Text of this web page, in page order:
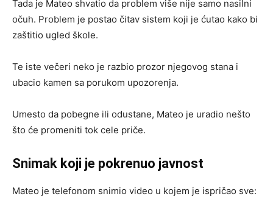
Tada je Mateo shvatio da problem više nije samo nasilni
očuh. Problem je postao čitav sistem koji je ćutao kako bi
zaštitio ugled škole.
Te iste večeri neko je razbio prozor njegovog stana i
ubacio kamen sa porukom upozorenja.
Umesto da pobegne ili odustane, Mateo je uradio nešto
što će promeniti tok cele priče.
Snimak koji je pokrenuo javnost
Mateo je telefonom snimio video u kojem je ispričao sve: